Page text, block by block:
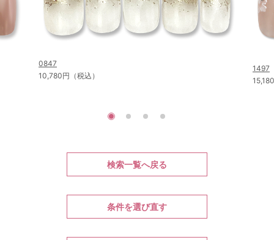
0847
10,780円（税込）
1497
検索一覧へ戻る
条件を選び直す